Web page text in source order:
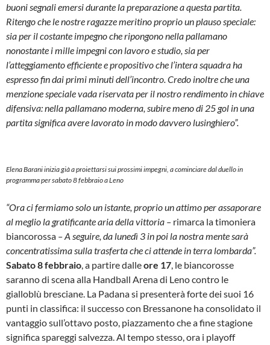
buoni segnali emersi durante la preparazione a questa partita.
Ritengo che le nostre ragazze meritino proprio un plauso speciale:
sia per il costante impegno che ripongono nella pallamano
nonostante i mille impegni con lavoro e studio, sia per
l’atteggiamento efficiente e propositivo che l’intera squadra ha
espresso fin dai primi minuti dell’incontro. Credo inoltre che una
menzione speciale vada riservata per il nostro rendimento in chiave
difensiva: nella pallamano moderna, subire meno di 25 gol in una
partita significa avere lavorato in modo davvero lusinghiero”.
Elena Barani inizia già a proiettarsi sui prossimi impegni, a cominciare dal duello in
programma per sabato 8 febbraio a Leno
“Ora ci fermiamo solo un istante, proprio un attimo per assaporare
al meglio la gratificante aria della vittoria – rimarca la timoniera
biancorossa – A seguire, da lunedì 3 in poi la nostra mente sarà
concentratissima sulla trasferta che ci attende in terra lombarda”.
Sabato 8 febbraio , a partire dalleore 17 , le biancorosse
saranno di scena alla Handball Arena di Leno contro le
gialloblù bresciane. La Padana si presenterà forte dei suoi 16
punti in classifica: il successo con Bressanone ha consolidato il
vantaggio sull’ottavo posto, piazzamento che a fine stagione
significa spareggi salvezza. Al tempo stesso, ora i playoff